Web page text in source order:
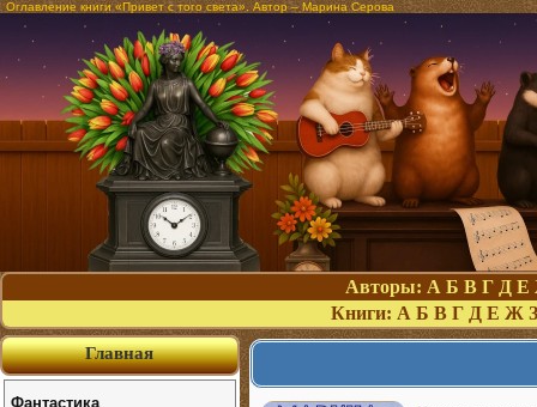
Оглавление книги «Привет с того света». Автор – Марина Серова
Авторы: А Б В Г Д Е
Книги: А Б В Г Д Е Ж З
Главная
Фантастика